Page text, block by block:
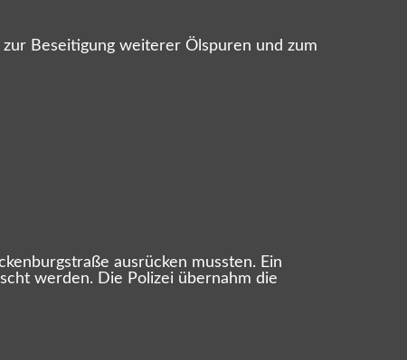
Beseitigung weiterer Ölspuren und zum
ausrücken mussten. Ein
werden. Die Polizei übernahm die